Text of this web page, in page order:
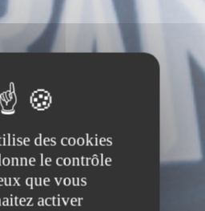
des cookies
le contrôle
que vous
activer